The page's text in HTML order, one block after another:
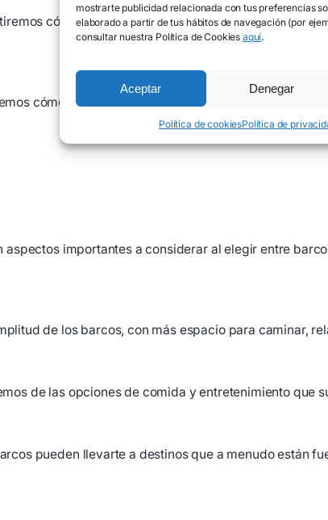
mostrarte publicidad relacionada con tus preferencias
elaborado a partir de tus hábitos de navegación (por
consultar nuestra Política de Cookies aquí.
Aceptar Denegar
Política de cookiesPolítica de
cómo el transporte de carga por mar es más
cómo los viajes en barco pueden permitirte
importantes a considerar al elegir entre
de los barcos, con más espacio para caminar,
de las opciones de comida y entretenimiento
pueden llevarte a destinos que a menudo están